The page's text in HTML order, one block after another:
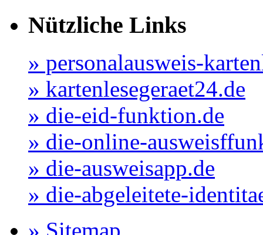
Nützliche Links
» personalausweis-
» kartenlesegeraet24.de
» die-eid-funktion.de
» die-online-
» die-ausweisapp.de
» die-abgeleitete-